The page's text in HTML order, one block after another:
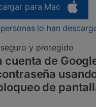
para Mac
personas lo han
seguro y protegido
cuenta de
de